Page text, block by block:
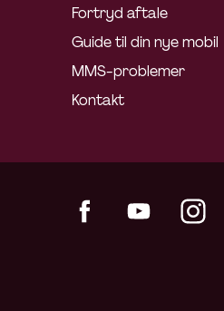
Fortryd aftale
Guide til din nye mobil
MMS-problemer
Kontakt